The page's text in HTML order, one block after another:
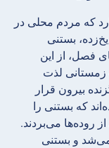
که مردم محلی در
بستنی
فصل، از این
لذت
بیرون قرار
که بستنی را
روده‌ها می‌بردند.
و بستنی